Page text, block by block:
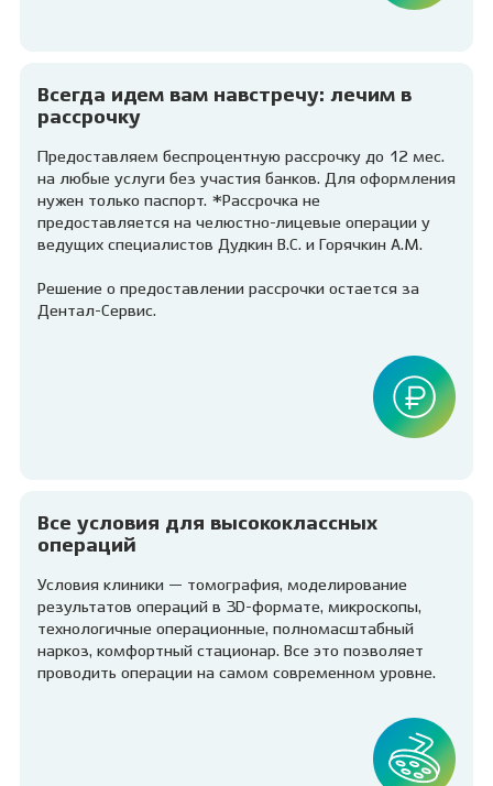
Всегда идем вам навстречу: лечим в
рассрочку
Предоставляем беспроцентную рассрочку до 12 мес.
на любые услуги без участия банков. Для оформления
нужен только паспорт. *Рассрочка не
предоставляется на челюстно-лицевые операции у
ведущих специалистов Дудкин В.С. и Горячкин А.М.
Решение о предоставлении рассрочки остается за
Дентал-Сервис.
Все условия для высококлассных
операций
Условия клиники — томография, моделирование
результатов операций в 3D-формате, микроскопы,
технологичные операционные, полномасштабный
наркоз, комфортный стационар. Все это позволяет
проводить операции на самом современном уровне.